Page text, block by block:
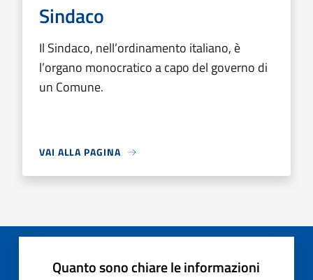
Sindaco
Il Sindaco, nell’ordinamento italiano, è
l’organo monocratico a capo del governo di
un Comune.
VAI ALLA PAGINA
Quanto sono chiare le informazioni